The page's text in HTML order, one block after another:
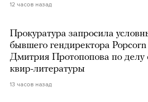
12 часов назад
Прокуратура запросила
бывшего гендиректора
Дмитрия Протопопова по делу
квир-литературы
13 часов назад